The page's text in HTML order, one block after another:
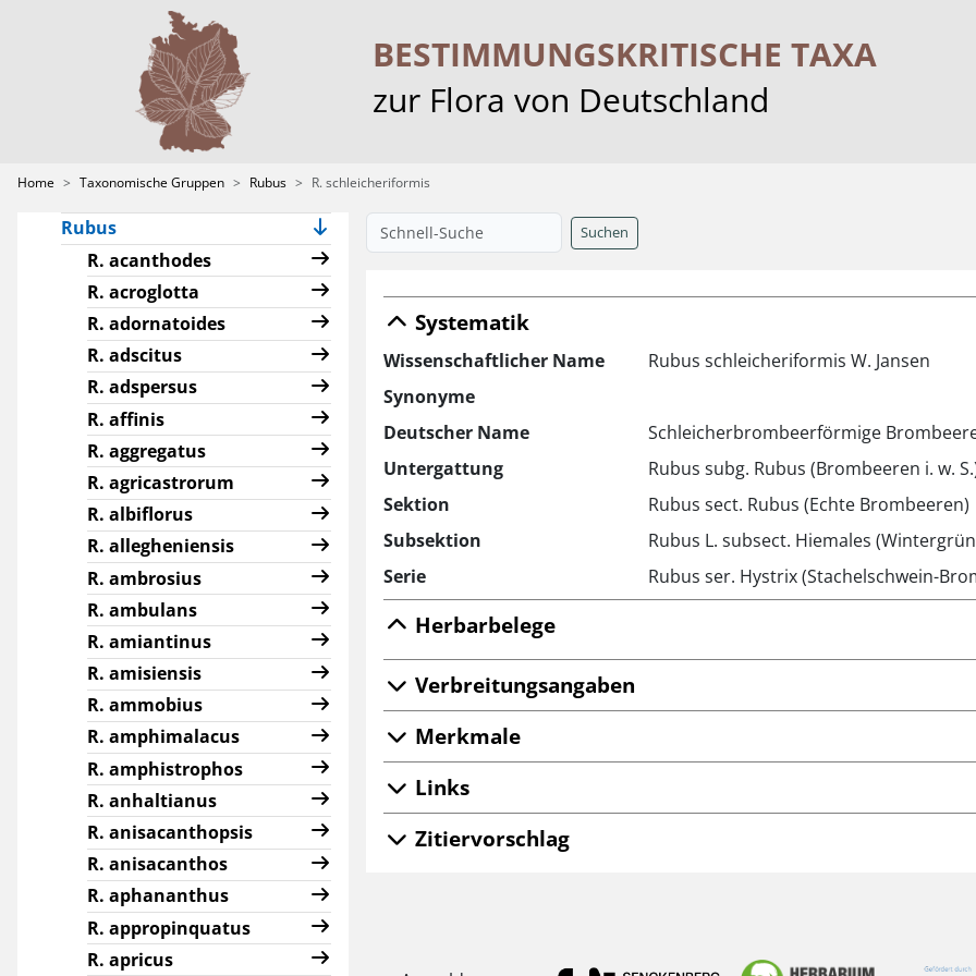
BESTIMMUNGS­KRITISCHE TAXA
zur Flora von Deutschland
Home Taxonomische Gruppen Rubus R. schleicheriformis
Hieracium
Ranunculus sect.
Rubus
R. acanthodes
R. acroglotta
R. adornatoides
R. adscitus
R. adspersus
R. affinis
R. aggregatus
R. agricastrorum
R. albiflorus
R. allegheniensis
R. ambrosius
R. ambulans
R. amiantinus
R. amisiensis
R. ammobius
R. amphimalacus
R. amphistrophos
R. anhaltianus
R. anisacanthopsis
R. anisacanthos
R. aphananthus
R. appropinquatus
R. apricus
Suchen
Systematik
Wissenschaftlicher Name
Rubus schleicheriformis W. Jansen
Synonyme
Deutscher Name
Schleicherbrombeerförmige
Untergattung
Rubus subg. Rubus (Brombeeren i. w.
Sektion
Rubus sect. Rubus (Echte Brombeeren)
Subsektion
Rubus L. subsect. Hiemales
Serie
Rubus ser. Hystrix (Stachelschwein-
Herbarbelege
Verbreitungsangaben
Merkmale
Links
Zitiervorschlag